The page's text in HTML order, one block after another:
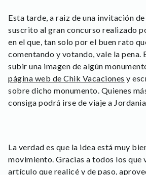
Esta tarde, a raiz de una invitación
suscrito al gran concurso realizado
en el que, tan solo por el buen rato
comentando y votando, vale la pena.
subir una imagen de algún
página web de Chik Vacaciones y
sobre dicho monumento. Quienes
consiga podrá irse de viaje a
La verdad es que la idea está muy
movimiento. Gracias a todos los que
artículo que realicé y de paso,